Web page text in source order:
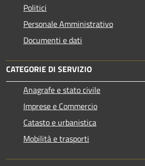
Politici
Personale Amministrativo
Documenti e dati
CATEGORIE DI SERVIZIO
Anagrafe e stato civile
Imprese e Commercio
Catasto e urbanistica
Mobilità e trasporti